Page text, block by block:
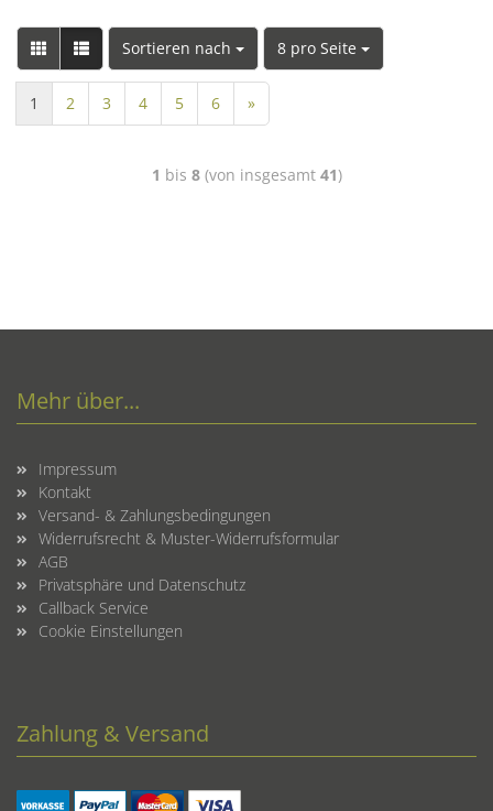
Sortieren nach 8 pro Seite
1 2 3 4 5 6 »
1 bis 8(von insgesamt 41)
Mehr über...
Impressum
Kontakt
Versand- & Zahlungsbedingungen
Widerrufsrecht & Muster-Widerrufsformular
AGB
Privatsphäre und Datenschutz
Callback Service
Cookie Einstellungen
Zahlung & Versand